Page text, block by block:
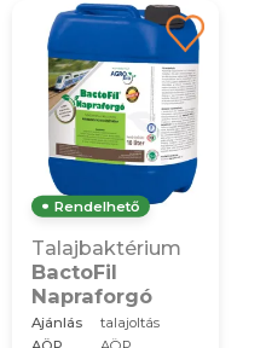
Rendelhető
Talajbaktérium
BactoFil
Napraforgó
Ajánlás
talajoltás